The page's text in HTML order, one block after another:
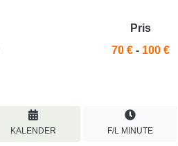
Pris
70 € - 100 €
KALENDER F/L MINUTE